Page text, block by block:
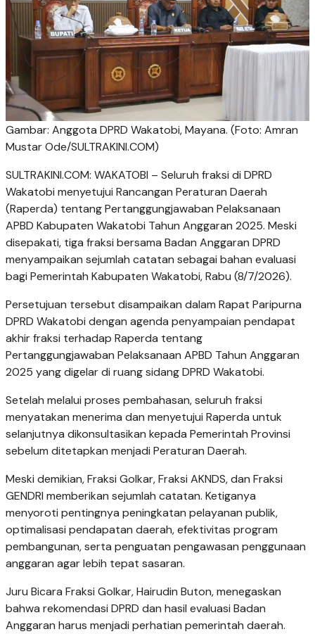
Gambar: Anggota DPRD Wakatobi, Mayana. (Foto: Amran
Mustar Ode/SULTRAKINI.COM)
SULTRAKINI.COM: WAKATOBI – Seluruh fraksi di DPRD
Wakatobi menyetujui Rancangan Peraturan Daerah
(Raperda) tentang Pertanggungjawaban Pelaksanaan
APBD Kabupaten Wakatobi Tahun Anggaran 2025. Meski
disepakati, tiga fraksi bersama Badan Anggaran DPRD
menyampaikan sejumlah catatan sebagai bahan evaluasi
bagi Pemerintah Kabupaten Wakatobi, Rabu (8/7/2026).
Persetujuan tersebut disampaikan dalam Rapat Paripurna
DPRD Wakatobi dengan agenda penyampaian pendapat
akhir fraksi terhadap Raperda tentang
Pertanggungjawaban Pelaksanaan APBD Tahun Anggaran
2025 yang digelar di ruang sidang DPRD Wakatobi.
Setelah melalui proses pembahasan, seluruh fraksi
menyatakan menerima dan menyetujui Raperda untuk
selanjutnya dikonsultasikan kepada Pemerintah Provinsi
sebelum ditetapkan menjadi Peraturan Daerah.
Meski demikian, Fraksi Golkar, Fraksi AKNDS, dan Fraksi
GENDRI memberikan sejumlah catatan. Ketiganya
menyoroti pentingnya peningkatan pelayanan publik,
optimalisasi pendapatan daerah, efektivitas program
pembangunan, serta penguatan pengawasan penggunaan
anggaran agar lebih tepat sasaran.
Juru Bicara Fraksi Golkar, Hairudin Buton, menegaskan
bahwa rekomendasi DPRD dan hasil evaluasi Badan
Anggaran harus menjadi perhatian pemerintah daerah.